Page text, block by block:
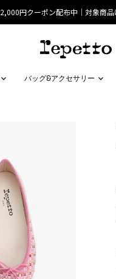
2,000円クーポン配布中｜対象商品
バッグ&アクセサリー